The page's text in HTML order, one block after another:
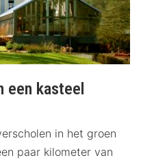
een kasteel
in het groen
paar kilometer van